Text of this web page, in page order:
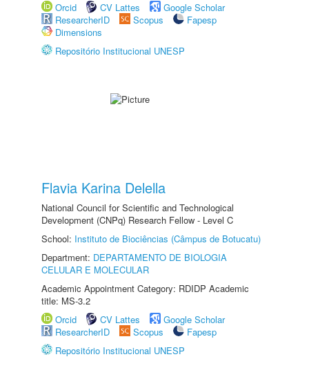
Orcid
CV Lattes
Google Scholar
ResearcherID
Scopus
Fapesp
Dimensions
Repositório Institucional UNESP
Flavia Karina Delella
National Council for Scientific and Technological
Development (CNPq) Research Fellow - Level C
School: Instituto de Biociências (Câmpus de Botucatu)
Department: DEPARTAMENTO DE BIOLOGIA
CELULAR E MOLECULAR
Academic Appointment Category: RDIDP Academic
title: MS-3.2
Orcid
CV Lattes
Google Scholar
ResearcherID
Scopus
Fapesp
Repositório Institucional UNESP